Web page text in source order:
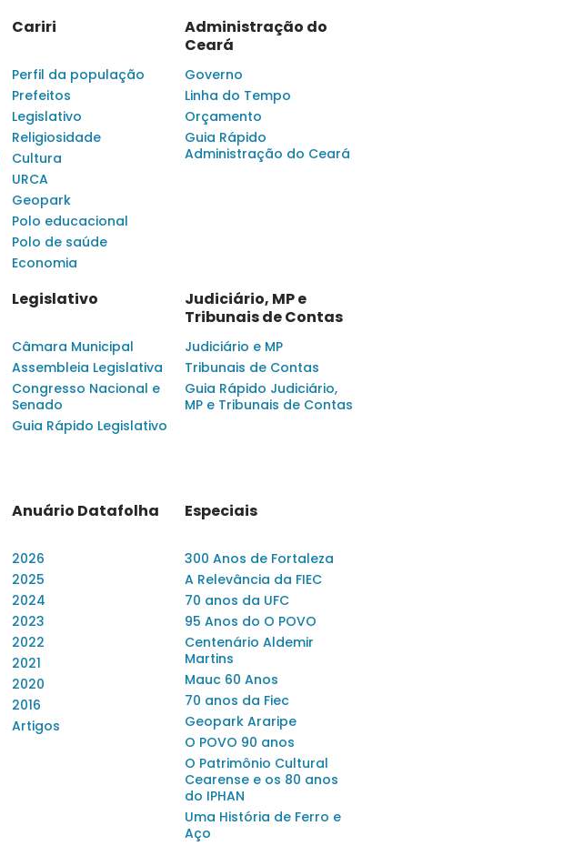
Cariri
Perfil da população
Prefeitos
Legislativo
Religiosidade
Cultura
URCA
Geopark
Polo educacional
Polo de saúde
Economia
Administração do
Ceará
Governo
Linha do Tempo
Orçamento
Guia Rápido
Administração do Ceará
Legislativo
Câmara Municipal
Assembleia Legislativa
Congresso Nacional e
Senado
Guia Rápido Legislativo
Judiciário, MP e
Tribunais de Contas
Judiciário e MP
Tribunais de Contas
Guia Rápido Judiciário,
MP e Tribunais de Contas
Anuário Datafolha
2026
2025
2024
2023
2022
2021
2020
2016
Artigos
Especiais
300 Anos de Fortaleza
A Relevância da FIEC
70 anos da UFC
95 Anos do O POVO
Centenário Aldemir
Martins
Mauc 60 Anos
70 anos da Fiec
Geopark Araripe
O POVO 90 anos
O Patrimônio Cultural
Cearense e os 80 anos
do IPHAN
Uma História de Ferro e
Aço